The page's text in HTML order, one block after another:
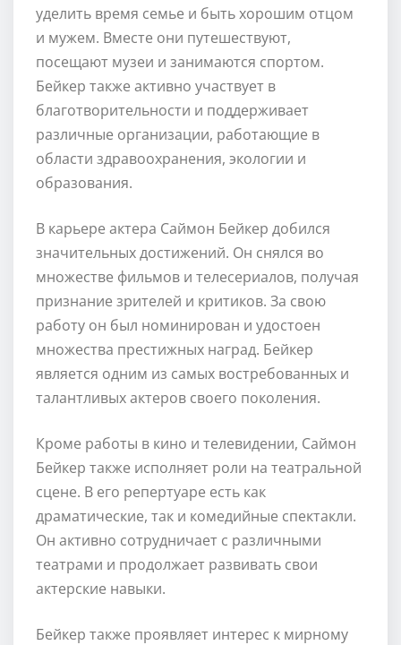
уделить время семье и быть хорошим отцом
и мужем. Вместе они путешествуют,
посещают музеи и занимаются спортом.
Бейкер также активно участвует в
благотворительности и поддерживает
различные организации, работающие в
области здравоохранения, экологии и
образования.
В карьере актера Саймон Бейкер добился
значительных достижений. Он снялся во
множестве фильмов и телесериалов, получая
признание зрителей и критиков. За свою
работу он был номинирован и удостоен
множества престижных наград. Бейкер
является одним из самых востребованных и
талантливых актеров своего поколения.
Кроме работы в кино и телевидении, Саймон
Бейкер также исполняет роли на театральной
сцене. В его репертуаре есть как
драматические, так и комедийные спектакли.
Он активно сотрудничает с различными
театрами и продолжает развивать свои
актерские навыки.
Бейкер также проявляет интерес к мирному